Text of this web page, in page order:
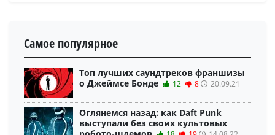
Самое популярное
Топ лучших саундтреков франшизы
о Джеймсе Бонде
12 8 20.09.21
Оглянемся назад: как Daft Punk
выступали без своих культовых